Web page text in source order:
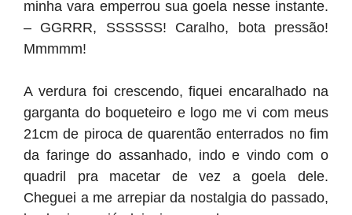
minha vara emperrou sua goela nesse instante.
– GGRRR, SSSSSS! Caralho, bota pressão!
Mmmmm!
A verdura foi crescendo, fiquei encaralhado na
garganta do boqueteiro e logo me vi com meus
21cm de piroca de quarentão enterrados no fim
da faringe do assanhado, indo e vindo com o
quadril pra macetar de vez a goela dele.
Cheguei a me arrepiar da nostalgia do passado,